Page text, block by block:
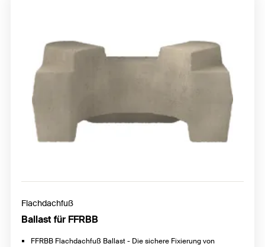
Flachdachfuß
Ballast für FFRBB
FFRBB Flachdachfuß Ballast - Die sichere Fixierung von